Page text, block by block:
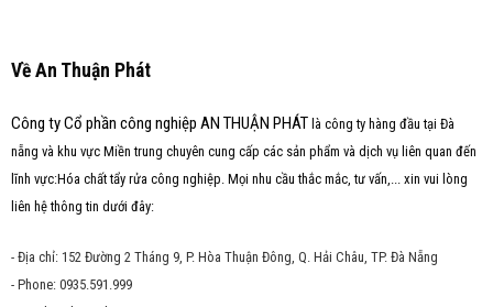
Về An Thuận Phát
Công ty Cổ phần công nghiệp AN THUẬN PHÁT là công ty hàng đầu tại Đà
nẵng và khu vực Miền trung chuyên cung cấp các sản phẩm và dịch vụ liên quan đến
lĩnh vực:Hóa chất tẩy rửa công nghiệp. Mọi nhu cầu thắc mắc, tư vấn,... xin vui lòng
liên hệ thông tin dưới đây:
- Địa chỉ: 152 Đường 2 Tháng 9, P. Hòa Thuận Đông, Q. Hải Châu, TP. Đà Nẵng
- Phone: 0935.591.999